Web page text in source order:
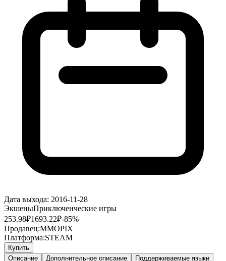
Дата выхода: 2016-11-28
ЭкшеныПриключенческие игры
253.98₽1693.22₽-85%
Продавец:MMOPIX
Платформа:STEAM
Купить
Описание
Дополнительное описание
Поддерживаемые языки